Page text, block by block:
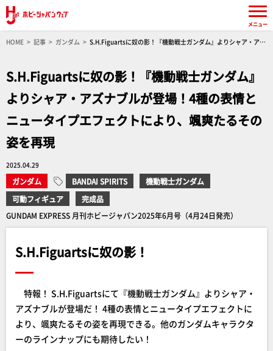
HOME 記事 ガンダム
S.H.Figuartsに奴の影！『機動戦士ガンダム』よりシャア・アズ
S.H.Figuartsに奴の影！『機動戦士ガンダム』
よりシャア・アズナブルが登場！4種の表情と
ニュータイプエフェクトにより、颯爽たるその
姿を再現
2025.04.29
ガンダム BANDAI SPIRITS
機動戦士ガンダム
可動フィギュア
完成品
GUNDAM EXPRESS 月刊ホビージャパン2025年6月号（4月24日発売）
S.H.Figuartsに奴の影！
特報！ S.H.Figuartsにて『機動戦士ガンダム』よりシャア・
アズナブルが登場だ！ 4種の表情とニュータイプエフェクトに
より、颯爽たるその姿を再現できる。他のガンダムキャラクタ
ーのラインナップにも期待したい！
メニュー